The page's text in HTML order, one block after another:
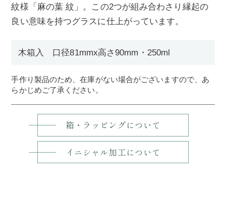
紋様「麻の葉 紋」。この2つが組み合わさり縁起の
良い意味を持つグラスに仕上がっています。
木箱入 口径81mmx高さ90mm・250ml
手作り製品のため、在庫がない場合がございますので、あ
らかじめご了承ください。
箱・ラッピングについて
イニシャル加工について